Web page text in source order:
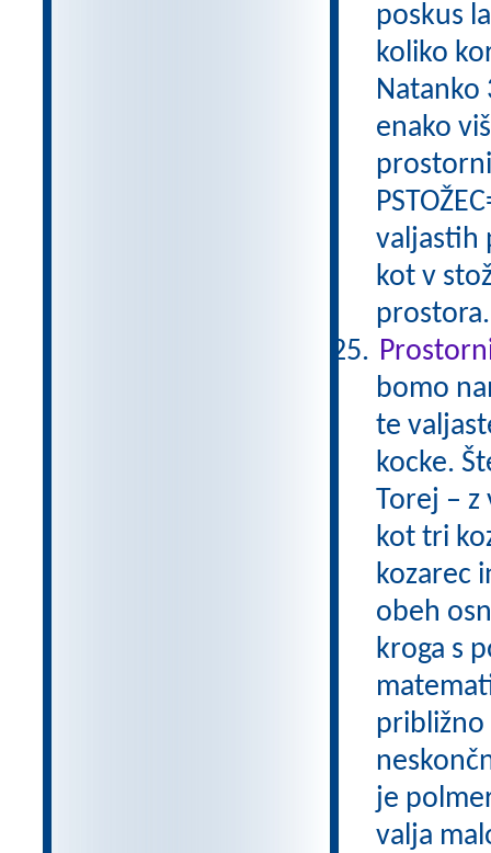
poskus
koliko
Natanko
enako
valjastih
kot v
bomo
te
kocke.
Torej –
kot tri
kozarec
obeh
kroga s
približno
je
valja